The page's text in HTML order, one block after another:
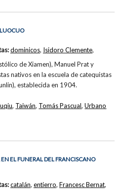
de Xiamen), Manuel Prat y
nativos en la escuela de catequistas
establecida en 1904.
dominicos, Isidoro Clemente,
, Taiwán, Tomás Pascual,Urbano
EL FUNERAL DEL FRANCISCANO
catalán, entierro, Francesc Bernat,